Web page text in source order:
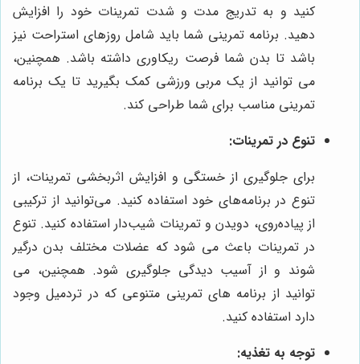
کنید و به تدریج مدت و شدت تمرینات خود را افزایش
دهید. برنامه تمرینی شما باید شامل روزهای استراحت نیز
باشد تا بدن شما فرصت ریکاوری داشته باشد. همچنین،
می توانید از یک مربی ورزشی کمک بگیرید تا یک برنامه
تمرینی مناسب برای شما طراحی کند.
تنوع در تمرینات:
برای جلوگیری از خستگی و افزایش اثربخشی تمرینات، از
تنوع در برنامه‌های خود استفاده کنید. می‌توانید از ترکیبی
از پیاده‌روی، دویدن و تمرینات شیب‌دار استفاده کنید. تنوع
در تمرینات باعث می شود که عضلات مختلف بدن درگیر
شوند و از آسیب دیدگی جلوگیری شود. همچنین، می
توانید از برنامه های تمرینی متنوعی که در تردمیل وجود
دارد استفاده کنید.
توجه به تغذیه: